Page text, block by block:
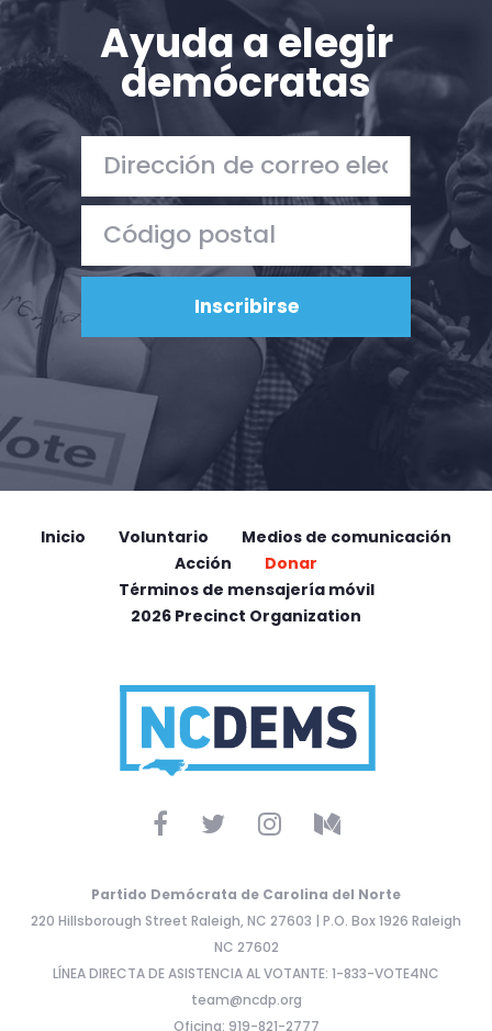
Ayuda a elegir
demócratas
Inicio Voluntario
Medios de comunicación
Acción
Donar
Términos de mensajería móvil
2026 Precinct Organization
Partido Demócrata de Carolina del Norte
220 Hillsborough Street Raleigh, NC 27603 | P.O. Box 1926 Raleigh
NC 27602
LÍNEA DIRECTA DE ASISTENCIA AL VOTANTE: 1-833-VOTE4NC
team@ncdp.org
Oficina: 919-821-2777